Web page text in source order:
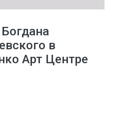
в
Арт Центре